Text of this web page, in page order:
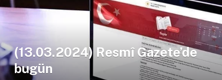
(13.03.2024) Resmî Gazete’de
bugün